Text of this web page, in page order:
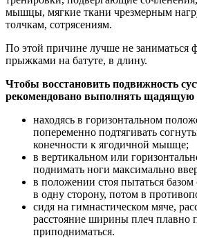
мышцы, мягкие ткани чрезмерным
толчкам, сотрясениям.
По этой причине лучше не заниматься
прыжками на батуте, в длину.
Чтобы восстановить подвижность
рекомендовано выполнять щадящую
находясь в горизонтальном
попеременно подтягивать
конечности к ягодичной мышце;
в вертикальном или
поднимать ноги максимально
в положении стоя пытаться базом
в одну сторону, потом в
сидя на гимнастическом мяче,
расстояние ширины плеч плавно
приподниматься.